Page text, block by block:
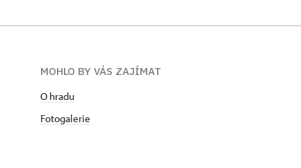
MOHLO BY VÁS ZAJÍMAT
O hradu
Fotogalerie